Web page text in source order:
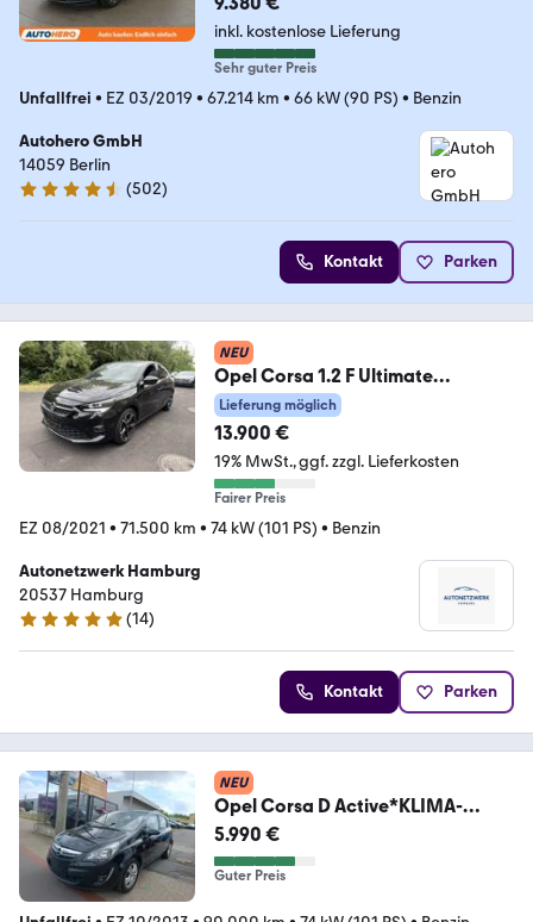
inkl. kostenlose Lieferung
Sehr guter Preis
Unfallfrei • EZ 03/2019 • 67.214 km • 66 kW (90 PS) • Benzin
Autohero GmbH
14059 Berlin
4.5 Sterne
(502)
Kontakt Parken
NEU
Opel Corsa 1.2 F Ultimate
Automatik|LED Scheinwerfer
Lieferung möglich
13.900 €
19% MwSt. ggf. zzgl. Lieferkosten
Fairer Preis
EZ 08/2021 • 71.500 km • 74 kW (101 PS) • Benzin
Autonetzwerk Hamburg
20537 Hamburg
4.9 Sterne
(14)
Kontakt Parken
NEU
Opel Corsa D Active*KLIMA-
A*SITZ+LENKRADHEIZBAR*TEMP*
5.990 €
Guter Preis